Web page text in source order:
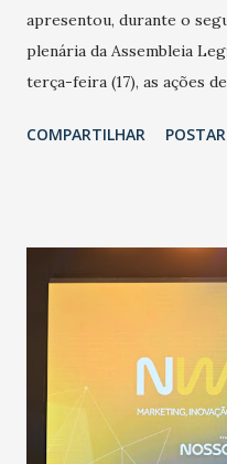
apresentou, durante o
plenária da Assembleia
terça-feira (17), as ações
adotadas pelo Governo do
população suspeita e de
públicos e domiciliares.
epidemia comum, como
aumento de casos de
de uma epidemia com um
contaminação maior que
secretário. Segundo ele,
COMPARTILHAR